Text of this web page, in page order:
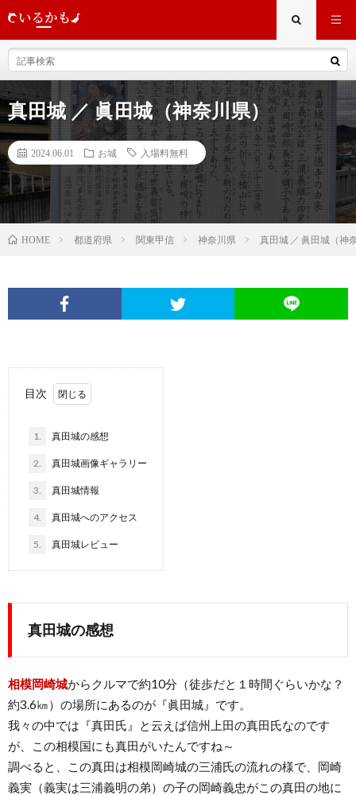
真田城 ／ 眞田城（神奈川県）
2024.06.01 お城 入場料無料
HOME 都道府県 関東甲信 神奈川県 真田城 ／ 眞田城（神
目次
1. 真田城の感想
2. 真田城画像ギャラリー
3. 真田城情報
4. 真田城へのアクセス
5. 真田城レビュー
真田城の感想
相模岡崎城からクルマで約10分（徒歩だと１時間ぐらいかな？
約3.6㎞）の場所にあるのが『眞田城』です。
我々の中では『真田氏』と云えば信州上田の真田氏なのです
が、この相模国にも真田がいたんですね～
調べると、この真田は相模岡崎城の三浦氏の流れの様で、岡崎
義実（義実は三浦義明の弟）の子の岡崎義忠がこの真田の地に